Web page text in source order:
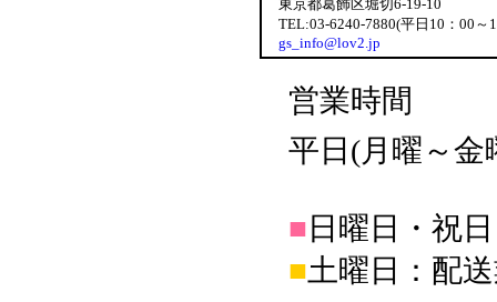
東京都葛飾区堀切6-19-10
TEL:03-6240-7880(平日10：00～
gs_info@lov2.jp
営業時間
平日(月曜～金
■ 日曜日・祝
■土曜日：配